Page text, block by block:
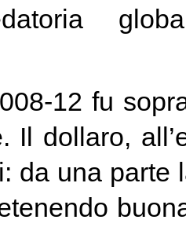
12 fu
Il dollaro,
da una parte